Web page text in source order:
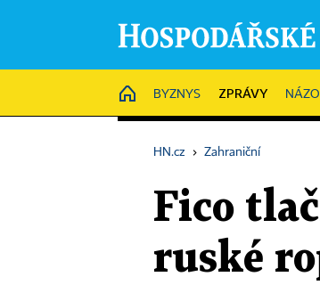
HOME
BYZNYS ZPRÁVY
HN.cz › Zahraniční
Fico
ruské